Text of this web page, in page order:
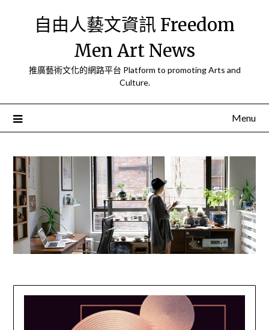
自由人藝文資訊 Freedom
Men Art News
推廣藝術文化的網路平台 Platform to promoting Arts and
Culture.
Menu